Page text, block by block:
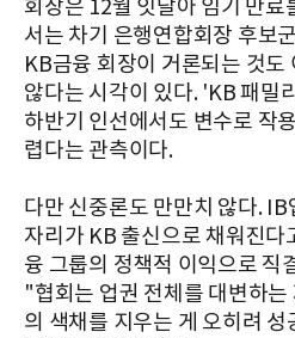
회장은 12월 잇달아 임기 만료
서는 차기 은행연합회장 후보
KB금융 회장이 거론되는 것도
않다는 시각이 있다. 'KB 패밀
하반기 인선에서도 변수로 작
렵다는 관측이다.
다만 신중론도 만만치 않다.
자리가 KB 출신으로 채워진다
융 그룹의 정책적 이익으로 직
"협회는 업권 전체를 대변하
의 색채를 지우는 게 오히려